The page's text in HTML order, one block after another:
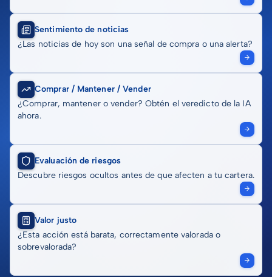
Sentimiento de noticias
¿Las noticias de hoy son una señal de compra o una alerta?
Comprar / Mantener / Vender
¿Comprar, mantener o vender? Obtén el veredicto de la IA
ahora.
Evaluación de riesgos
Descubre riesgos ocultos antes de que afecten a tu cartera.
Valor justo
¿Esta acción está barata, correctamente valorada o
sobrevalorada?